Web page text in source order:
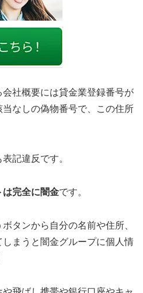
社概要には貸金業登録番号が
なしの偽物番号で、この住所
記違反です。
は完全に闇金です。
タンから自分の名前や住所、
まうと闇金グループに個人情